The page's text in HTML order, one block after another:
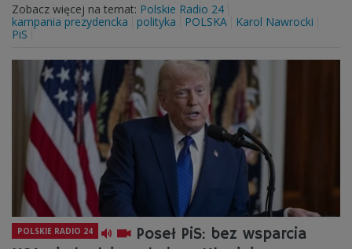
Zobacz więcej na temat: Polskie Radio 24
kampania prezydencka
polityka POLSKA
Karol Nawrocki
PiS
POLSKIE RADIO 24
Poseł PiS: bez wsparcia